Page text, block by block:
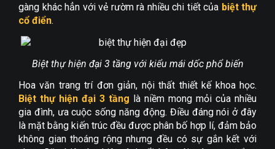
gàng khác hẳn với vẻ rườm rà nhiều chi tiết của biệt thự
cổ điển.
Biệt thự hiện đại 3 tầng với kiểu mái dốc phổ biến
Hoa văn trang trí đơn giản, nội thất thiết kế khoa học.
Biệt thự hiện đại 3 tầng là niềm mong mỏi của nhiều
gia đình, ưa cuộc sống năng động. Điều đáng nói ở đây
là mặt bằng kiến trúc đều được phân bố hợp lí, đảm bảo
không gian thoáng rộng nhưng đều có sự gắn kết với